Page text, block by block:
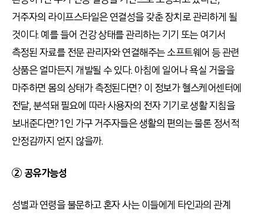
거주자의 라이프스타일은 연결성을 갖춘 장치로 관리하게 될
것이다. 예를 들어 건강 상태를 관리하는 기기 또는 여기서
측정된 자료를 전문 관리자와 연결해주는 소프트웨어 등 관련
상품은 얼마든지 개발될 수 있다. 아침에 일어나 욕실 거울을
마주하면 몸의 상태가 측정된다면? 이 정보가 헬스케어센터에
전달, 분석돼 필요에 따라 사용자의 전자 기기로 생활 지침을
보내준다면? 1인 가구 거주자들은 생활의 편의는 물론 정서적
안정감까지 얻지 않을까.
② 공유가능성
성별과 연령을 불문하고 혼자 사는 이들에게 타인과의 관계